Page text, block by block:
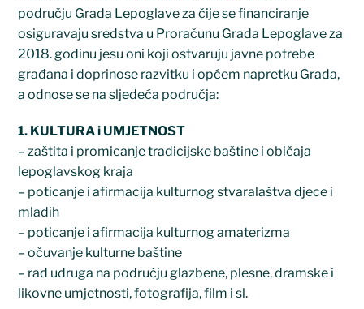
području Grada Lepoglave za čije se financiranje
osiguravaju sredstva u Proračunu Grada Lepoglave za
2018. godinu jesu oni koji ostvaruju javne potrebe
građana i doprinose razvitku i općem napretku Grada,
a odnose se na sljedeća područja:
1. KULTURA i UMJETNOST
– zaštita i promicanje tradicijske baštine i običaja
lepoglavskog kraja
– poticanje i afirmacija kulturnog stvaralaštva djece i
mladih
– poticanje i afirmacija kulturnog amaterizma
– očuvanje kulturne baštine
– rad udruga na području glazbene, plesne, dramske i
likovne umjetnosti, fotografija, film i sl.